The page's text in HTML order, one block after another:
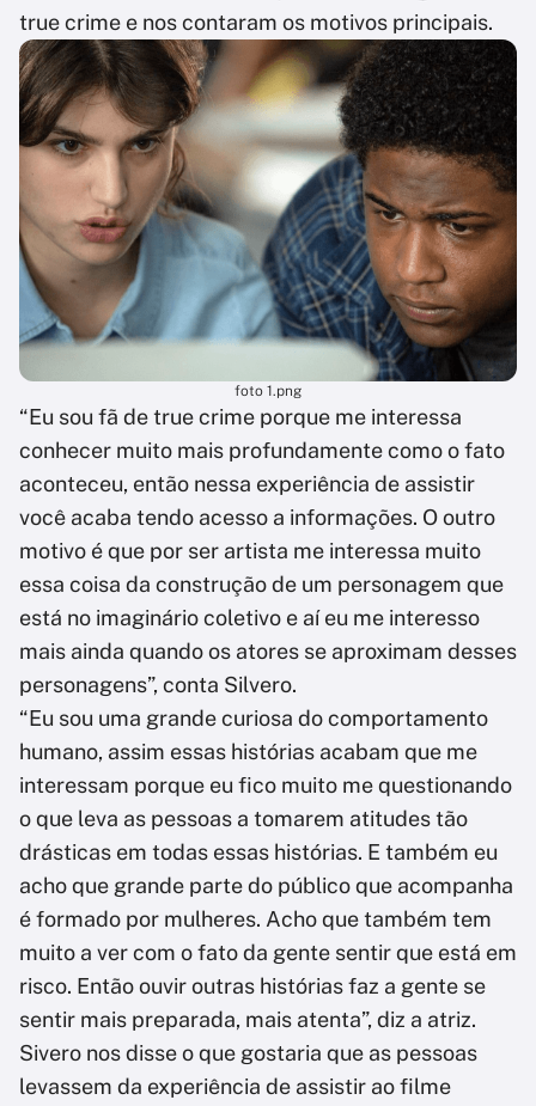
true crime e nos contaram os motivos principais.
foto 1.png
“Eu sou fã de true crime porque me interessa
conhecer muito mais profundamente como o fato
aconteceu, então nessa experiência de assistir
você acaba tendo acesso a informações. O outro
motivo é que por ser artista me interessa muito
essa coisa da construção de um personagem que
está no imaginário coletivo e aí eu me interesso
mais ainda quando os atores se aproximam desses
personagens”, conta Silvero.
“Eu sou uma grande curiosa do comportamento
humano, assim essas histórias acabam que me
interessam porque eu fico muito me questionando
o que leva as pessoas a tomarem atitudes tão
drásticas em todas essas histórias. E também eu
acho que grande parte do público que acompanha
é formado por mulheres. Acho que também tem
muito a ver com o fato da gente sentir que está em
risco. Então ouvir outras histórias faz a gente se
sentir mais preparada, mais atenta”, diz a atriz.
Sivero nos disse o que gostaria que as pessoas
levassem da experiência de assistir ao filme